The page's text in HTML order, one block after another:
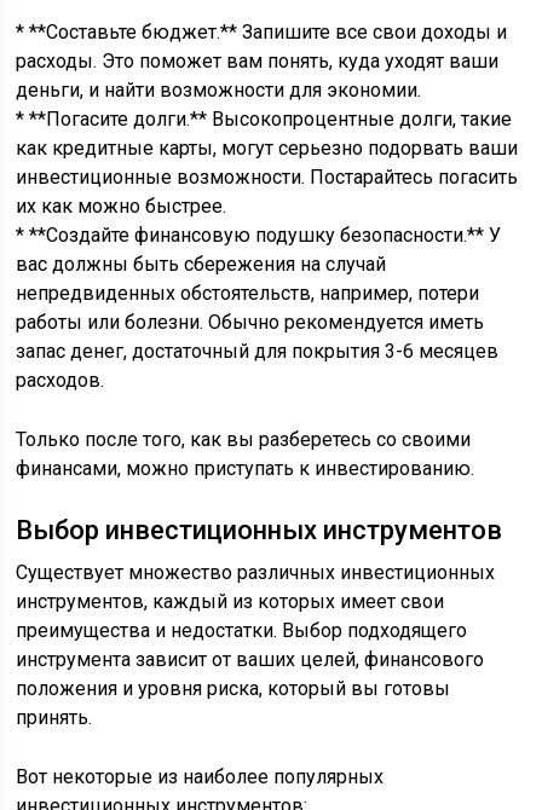
* **Составьте бюджет.** Запишите все свои доходы и
расходы. Это поможет вам понять, куда уходят ваши
деньги, и найти возможности для экономии.
* **Погасите долги.** Высокопроцентные долги, такие
как кредитные карты, могут серьезно подорвать ваши
инвестиционные возможности. Постарайтесь погасить
их как можно быстрее.
* **Создайте финансовую подушку безопасности.** У
вас должны быть сбережения на случай
непредвиденных обстоятельств, например, потери
работы или болезни. Обычно рекомендуется иметь
запас денег, достаточный для покрытия 3-6 месяцев
расходов.
Только после того, как вы разберетесь со своими
финансами, можно приступать к инвестированию.
Выбор инвестиционных инструментов
Существует множество различных инвестиционных
инструментов, каждый из которых имеет свои
преимущества и недостатки. Выбор подходящего
инструмента зависит от ваших целей, финансового
положения и уровня риска, который вы готовы
принять.
Вот некоторые из наиболее популярных